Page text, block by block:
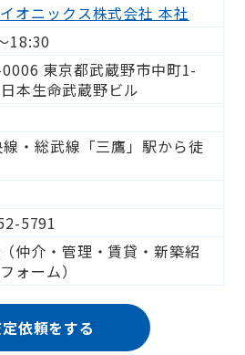
オニックス株式会社 本社
18:30
東京都武蔵野市中町1-
本生命武蔵野ビル
・総武線「三鷹」駅から徒
5791
仲介・管理・賃貸・新築紹
ォーム）
依頼をする